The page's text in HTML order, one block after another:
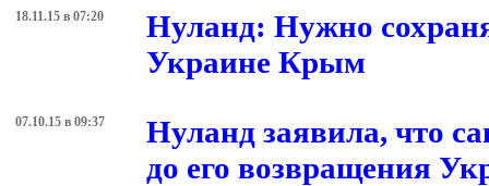
18.11.15 в 07:20
Нуланд: Нужно
Украине Крым
07.10.15 в 09:37
Нуланд заявила, что
до его возвращения